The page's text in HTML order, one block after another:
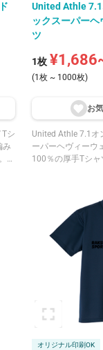
シ
み
2
で
United Athle
ックスーパー
ツ
1枚
(1枚 ~ 1000枚)
お
United Athle 7.1オ
ーパーヘヴィーウ
100％の厚手Tシ
が魅力です。襟
い代が肌に当た
す。袖口・裾は
れを防ぎます。
オリジナル印刷OK